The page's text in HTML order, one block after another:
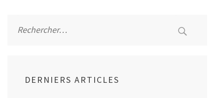
DERNIERS ARTICLES